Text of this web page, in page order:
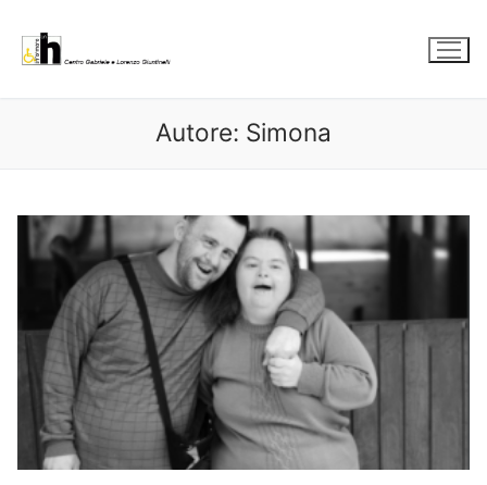
contenuto
Autore: Simona